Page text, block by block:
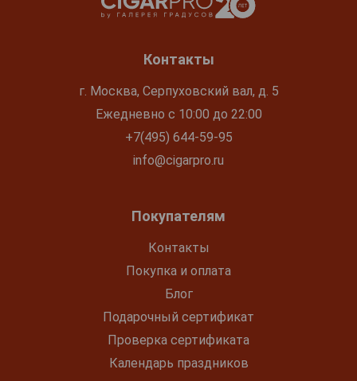
Контакты
г. Москва, Серпуховский вал, д. 5
Ежедневно с 10:00 до 22:00
+7(495) 644-59-95
info@cigarpro.ru
Покупателям
Контакты
Покупка и оплата
Блог
Подарочный сертификат
Проверка сертификата
Календарь праздников